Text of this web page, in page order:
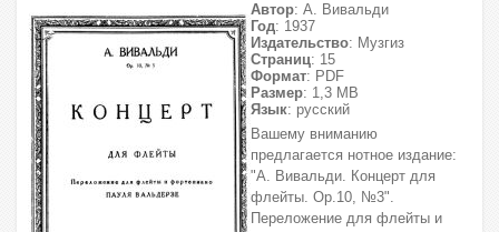
Автор: А. Вивальди
Год: 1937
Издательство: Музгиз
Страниц: 15
Формат: PDF
Размер: 1,3 МВ
Язык: русский
Вашему вниманию
предлагается нотное издание:
"А. Вивальди. Концерт для
флейты. Op.10, №3".
Переложение для флейты и